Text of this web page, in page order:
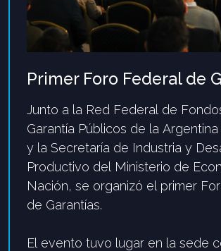
Primer Foro Federal de
Junto a la Red Federal de
Garantía Públicos de la Argentina
y la Secretaría de Industria y
Productivo del Ministerio de
Nación, se organizó el primer
de Garantías.
El evento tuvo lugar en la sede